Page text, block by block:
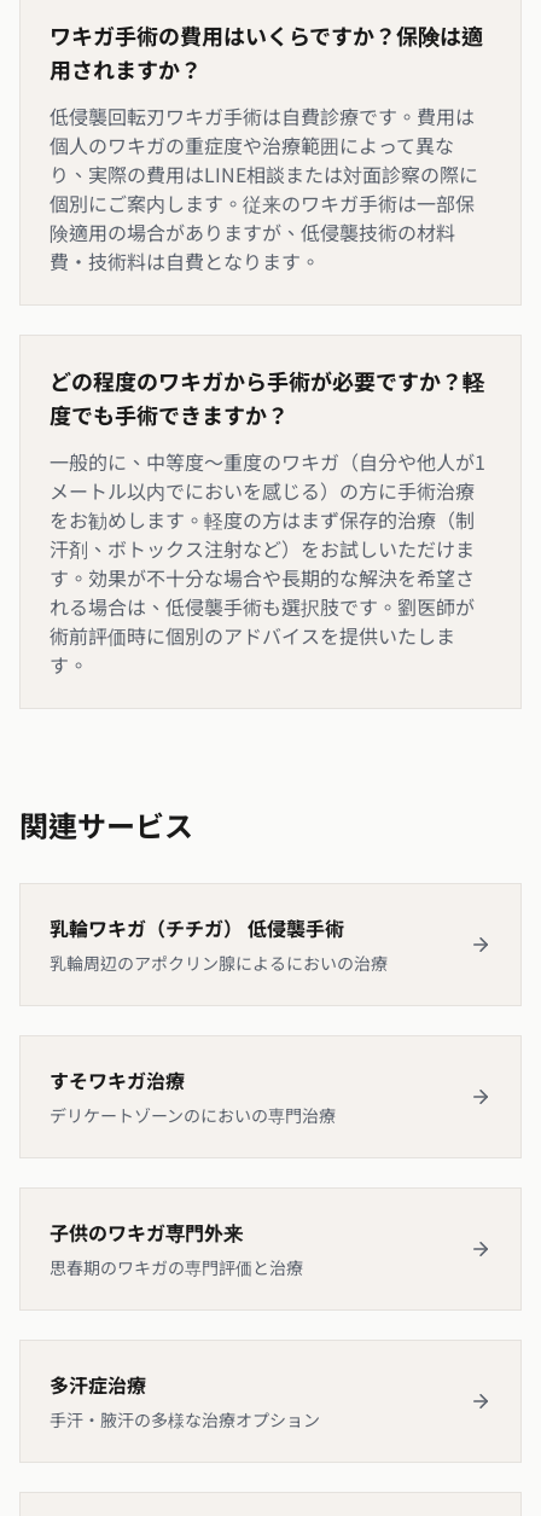
ワキガ手術の費用はいくらですか？保険は適
用されますか？
低侵襲回転刃ワキガ手術は自費診療です。費用は
個人のワキガの重症度や治療範囲によって異な
り、実際の費用はLINE相談または対面診察の際に
個別にご案内します。従来のワキガ手術は一部保
険適用の場合がありますが、低侵襲技術の材料
費・技術料は自費となります。
どの程度のワキガから手術が必要ですか？軽
度でも手術できますか？
一般的に、中等度～重度のワキガ（自分や他人が1
メートル以内でにおいを感じる）の方に手術治療
をお勧めします。軽度の方はまず保存的治療（制
汗剤、ボトックス注射など）をお試しいただけま
す。効果が不十分な場合や長期的な解決を希望さ
れる場合は、低侵襲手術も選択肢です。劉医師が
術前評価時に個別のアドバイスを提供いたしま
す。
関連サービス
乳輪ワキガ（チチガ） 低侵襲手術
乳輪周辺のアポクリン腺によるにおいの治療
すそワキガ治療
デリケートゾーンのにおいの専門治療
子供のワキガ専門外来
思春期のワキガの専門評価と治療
多汗症治療
手汗・腋汗の多様な治療オプション